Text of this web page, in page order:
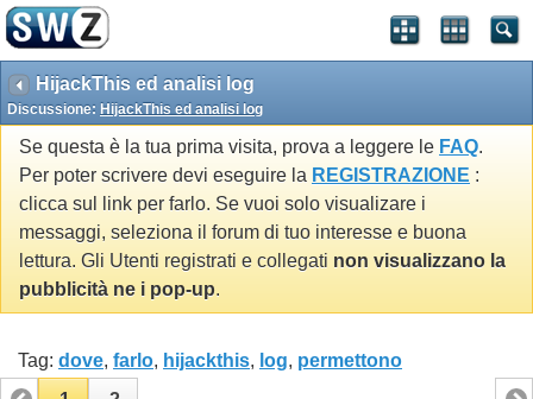
HijackThis ed analisi log
Discussione: HijackThis ed analisi log
Se questa è la tua prima visita, prova a leggere le FAQ.
Per poter scrivere devi eseguire la REGISTRAZIONE :
clicca sul link per farlo. Se vuoi solo visualizare i
messaggi, seleziona il forum di tuo interesse e buona
lettura. Gli Utenti registrati e collegati non visualizzano la
pubblicità ne i pop-up.
Tag: dove, farlo, hijackthis, log, permettono